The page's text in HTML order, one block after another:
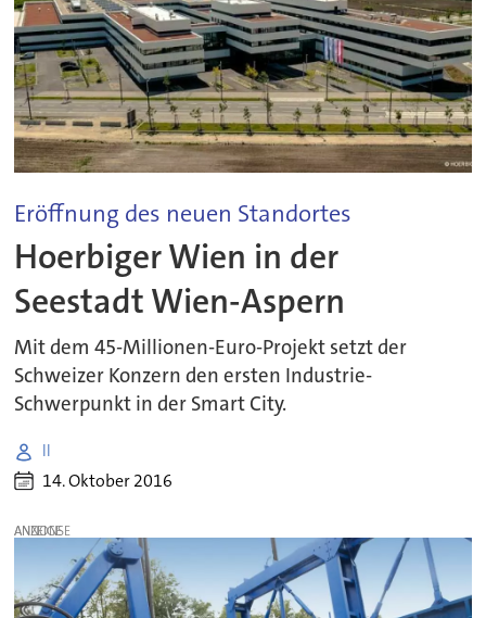
Eröffnung des neuen Standortes
Hoerbiger Wien in der
Seestadt Wien-Aspern
Mit dem 45-Millionen-Euro-Projekt setzt der
Schweizer Konzern den ersten Industrie-
Schwerpunkt in der Smart City.
14. Oktober 2016
ANZEIGE